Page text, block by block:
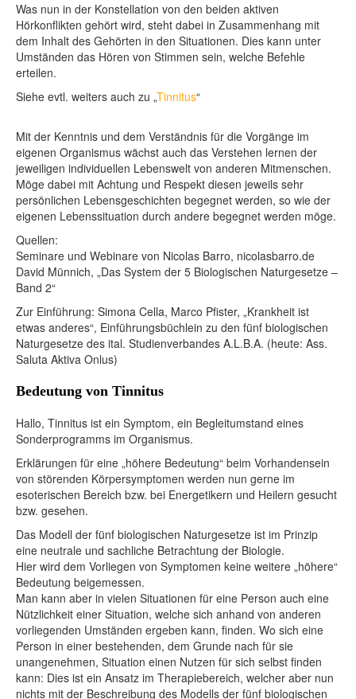
Was nun in der Konstellation von den beiden aktiven
Hörkonflikten gehört wird, steht dabei in Zusammenhang mit
dem Inhalt des Gehörten in den Situationen. Dies kann unter
Umständen das Hören von Stimmen sein, welche Befehle
erteilen.
Siehe evtl. weiters auch zu „Tinnitus“
Mit der Kenntnis und dem Verständnis für die Vorgänge im
eigenen Organismus wächst auch das Verstehen lernen der
jeweiligen individuellen Lebenswelt von anderen Mitmenschen.
Möge dabei mit Achtung und Respekt diesen jeweils sehr
persönlichen Lebensgeschichten begegnet werden, so wie der
eigenen Lebenssituation durch andere begegnet werden möge.
Quellen:
Seminare und Webinare von Nicolas Barro, nicolasbarro.de
David Münnich, „Das System der 5 Biologischen Naturgesetze –
Band 2“
Zur Einführung: Simona Cella, Marco Pfister, „Krankheit ist
etwas anderes“, Einführungsbüchlein zu den fünf biologischen
Naturgesetze des ital. Studienverbandes A.L.B.A. (heute: Ass.
Saluta Aktiva Onlus)
Bedeutung von Tinnitus
Hallo, Tinnitus ist ein Symptom, ein Begleitumstand eines
Sonderprogramms im Organismus.
Erklärungen für eine „höhere Bedeutung“ beim Vorhandensein
von störenden Körpersymptomen werden nun gerne im
esoterischen Bereich bzw. bei Energetikern und Heilern gesucht
bzw. gesehen.
Das Modell der fünf biologischen Naturgesetze ist im Prinzip
eine neutrale und sachliche Betrachtung der Biologie.
Hier wird dem Vorliegen von Symptomen keine weitere „höhere“
Bedeutung beigemessen.
Man kann aber in vielen Situationen für eine Person auch eine
Nützlichkeit einer Situation, welche sich anhand von anderen
vorliegenden Umständen ergeben kann, finden. Wo sich eine
Person in einer bestehenden, dem Grunde nach für sie
unangenehmen, Situation einen Nutzen für sich selbst finden
kann: Dies ist ein Ansatz im Therapiebereich, welcher aber nun
nichts mit der Beschreibung des Modells der fünf biologischen